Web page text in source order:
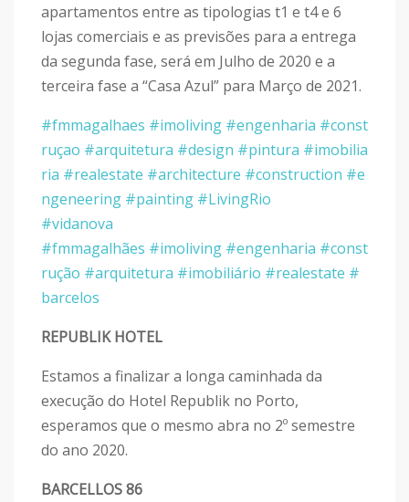
apartamentos entre as tipologias t1 e t4 e 6
lojas comerciais e as previsões para a entrega
da segunda fase, será em Julho de 2020 e a
terceira fase a “Casa Azul” para Março de 2021.
#fmmagalhaes #imoliving #engenharia #const
ruçao #arquitetura #design #pintura #imobilia
ria #realestate #architecture #construction #e
ngeneering #painting #LivingRio
#vidanova
#fmmagalhães #imoliving #engenharia #const
rução #arquitetura #imobiliário #realestate #
barcelos
REPUBLIK HOTEL
Estamos a finalizar a longa caminhada da
execução do Hotel Republik no Porto,
esperamos que o mesmo abra no 2º semestre
do ano 2020.
BARCELLOS 86